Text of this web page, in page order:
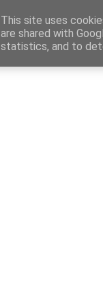
Καταχώρηση Αγγελίας
This site uses
are shared with
statistics, and to